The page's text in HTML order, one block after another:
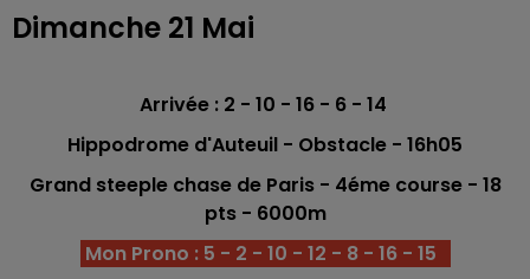
Dimanche 21 Mai
Arrivée : 2 - 10 - 16 - 6 - 14
Hippodrome d'Auteuil - Obstacle - 16h05
Grand steeple chase de Paris - 4émecourse - 18
pts - 6000m
Mon Prono : 5 - 2 - 10 - 12 - 8 - 16 - 15